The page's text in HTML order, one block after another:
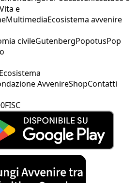
Vita e
MultimediaEcosistema avvenire
civileGutenbergPopotusPop
Ecosistema
AvvenireShopContatti
FISC